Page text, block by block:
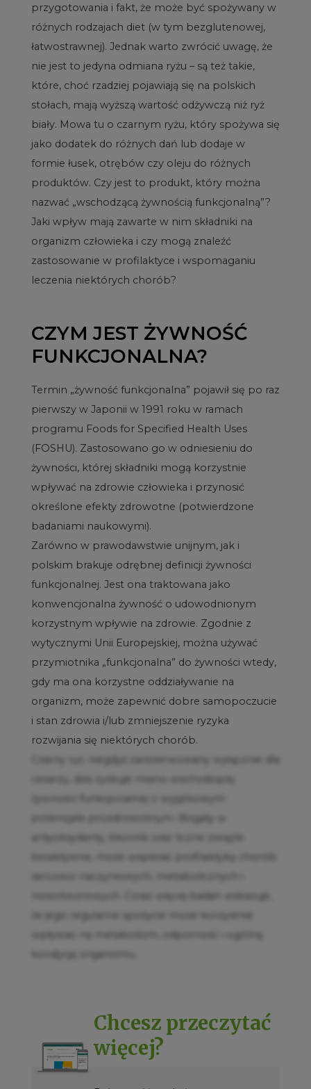
przygotowania i fakt, że może być spożywany w
różnych rodzajach diet (w tym bezglutenowej,
łatwostrawnej). Jednak warto zwrócić uwagę, że
nie jest to jedyna odmiana ryżu – są też takie,
które, choć rzadziej pojawiają się na polskich
stołach, mają wyższą wartość odżywczą niż ryż
biały. Mowa tu o czarnym ryżu, który spożywa się
jako dodatek do różnych dań lub dodaje w
formie łusek, otrębów czy oleju do różnych
produktów. Czy jest to produkt, który można
nazwać „wschodzącą żywnością funkcjonalną”?
Jaki wpływ mają zawarte w nim składniki na
organizm człowieka i czy mogą znaleźć
zastosowanie w profilaktyce i wspomaganiu
leczenia niektórych chorób?
CZYM JEST ŻYWNOŚĆ
FUNKCJONALNA?
Termin „żywność funkcjonalna” pojawił się po raz
pierwszy w Japonii w 1991 roku w ramach
programu Foods for Specified Health Uses
(FOSHU). Zastosowano go w odniesieniu do
żywności, której składniki mogą korzystnie
wpływać na zdrowie człowieka i przynosić
określone efekty zdrowotne (potwierdzone
badaniami naukowymi).
Zarówno w prawodawstwie unijnym, jak i
polskim brakuje odrębnej definicji żywności
funkcjonalnej. Jest ona traktowana jako
konwencjonalna żywność o udowodnionym
korzystnym wpływie na zdrowie. Zgodnie z
wytycznymi Unii Europejskiej, można używać
przymiotnika „funkcjonalna” do żywności wtedy,
gdy ma ona korzystne oddziaływanie na
organizm, może zapewnić dobre samopoczucie
i stan zdrowia i/lub zmniejszenie ryzyka
rozwijania się niektórych chorób.
Czarny ryż, niegdyś zarezerwowany wyłącznie dla
potencjale prozdrowotnym. Bogaty w
kondycję organizmu.
Chcesz przeczytać
więcej?